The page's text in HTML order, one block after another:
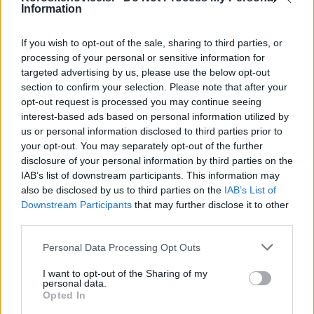
Information
If you wish to opt-out of the sale, sharing to third parties, or
processing of your personal or sensitive information for
targeted advertising by us, please use the below opt-out
section to confirm your selection. Please note that after your
opt-out request is processed you may continue seeing
interest-based ads based on personal information utilized by
us or personal information disclosed to third parties prior to
your opt-out. You may separately opt-out of the further
disclosure of your personal information by third parties on the
IAB’s list of downstream participants. This information may
also be disclosed by us to third parties on the IAB’s List of
Downstream Participants that may further disclose it to other
Please note that this website/app uses one or more Google
not limited to your visit or usage behaviour. You may click to
grant or deny consent to Google and its third-party tags to
use your data for below specified purposes in below Google
Personal Data Processing Opt Outs
I want to opt-out of the Sharing of my
personal data.
Opted In
Dela intenzivno potekajo na vseh treh mostovih in
župan Mestne občine Tilen Klugler verjame, da bodo
mostovi vdoglednem času predani v uporabo
Še vedno pa jeobčina je v sporu s projektantsko
družbo, ki je mostove projektirala. Stroški spora
znašajo ravno toliko, kolikor bo strošek novih mostov.
trenutno dokazujejo na sodišču v sporu. Kdo bo plačal
sanacijo zato za zdaj še ni znano, za enkrat bo nastale
stroške krila občina. Tretji sodni izvedenec, ki je prevzel